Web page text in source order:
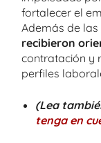
fortalecer el
Además de las
recibieron
contratación y
perfiles
(Lea
tenga en